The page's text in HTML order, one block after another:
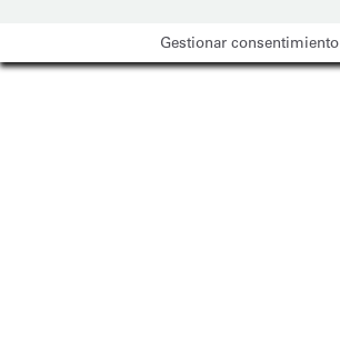
Gestionar consentimiento